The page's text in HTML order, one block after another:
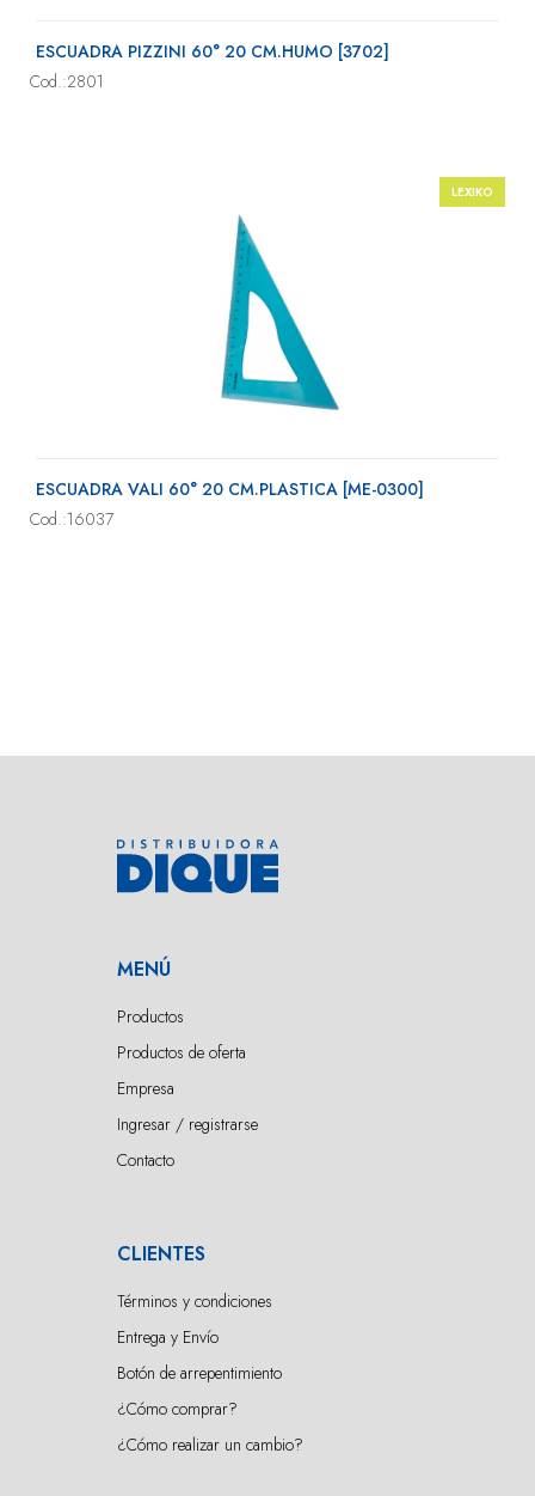
ESCUADRA PIZZINI 60° 20 CM.HUMO [3702]
Cod.:2801
LEXIKO
ESCUADRA VALI 60° 20 CM.PLASTICA [ME-0300]
Cod.:16037
MENÚ
Productos
Productos de oferta
Empresa
Ingresar / registrarse
Contacto
CLIENTES
Términos y condiciones
Entrega y Envío
Botón de arrepentimiento
¿Cómo comprar?
¿Cómo realizar un cambio?